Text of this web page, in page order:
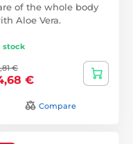
of the whole body
Aloe Vera.
stock
€
€
Compare